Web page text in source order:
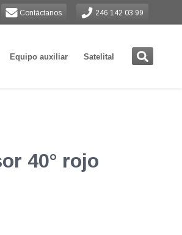
Contáctanos 246 142 03 99
Equipo auxiliar Satelital
40° rojo